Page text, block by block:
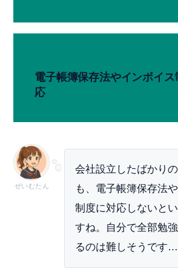
電子帳簿保存法やインボイ
応
ぜいむたん
会社設立したばかり
も、電子帳簿保存法
制度に対応しないと
すね。自分で全部勉
るのは難しそうです…